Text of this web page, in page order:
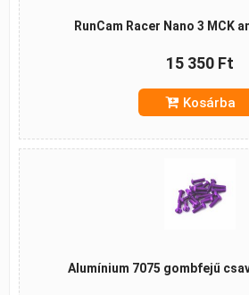
RunCam Racer Nano 3 MCK
15 350 Ft
Kosárba
Alumínium 7075 gombfejű